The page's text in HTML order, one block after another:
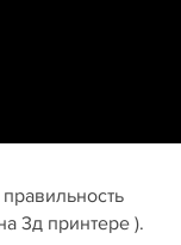
3д принтере ).